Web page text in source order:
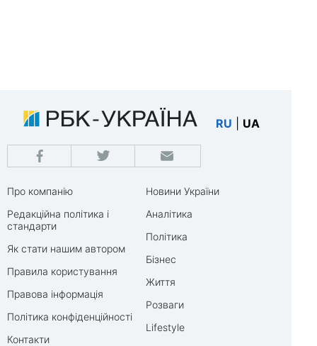
RU UA
Про компанію
Редакційна політика і
стандарти
Як стати нашим автором
Правила користування
Правова інформація
Політика конфіденційності
Контакти
Новини України
Аналітика
Політика
Бізнес
Життя
Розваги
Lifestyle